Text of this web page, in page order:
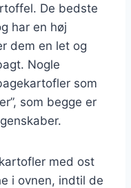
De bedste
har en høj
dem en let og
Nogle
som
som begge er
med ost
i ovnen, indtil de